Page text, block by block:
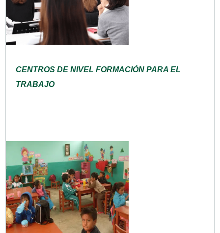
CENTROS DE NIVEL FORMACIÓN PARA EL
TRABAJO